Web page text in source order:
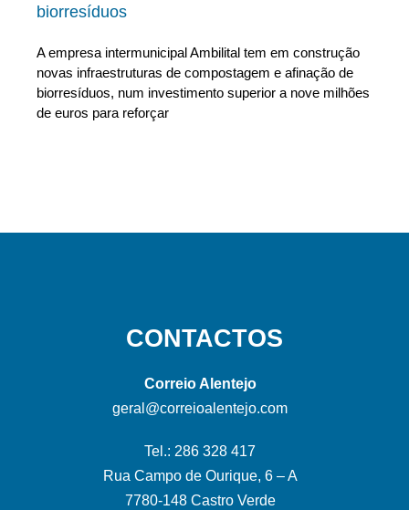
biorresíduos
A empresa intermunicipal Ambilital tem em construção
novas infraestruturas de compostagem e afinação de
biorresíduos, num investimento superior a nove milhões
de euros para reforçar
CONTACTOS
Correio Alentejo
geral@correioalentejo.com
Tel.: 286 328 417
Rua Campo de Ourique, 6 – A
7780-148 Castro Verde